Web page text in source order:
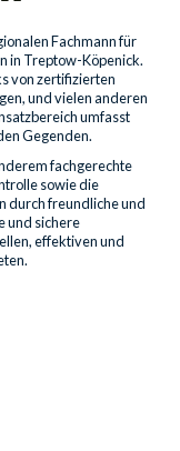
Fachmann für
in Treptow-Köpenick.
von zertifizierten
und vielen anderen
umfasst
Gegenden.
fachgerechte
sowie die
durch freundliche und
und sichere
effektiven und